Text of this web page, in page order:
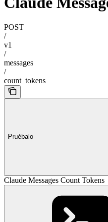
POST
/
v1
/
messages
/
count_tokens
Pruébalo
Claude Messages Count Tokens